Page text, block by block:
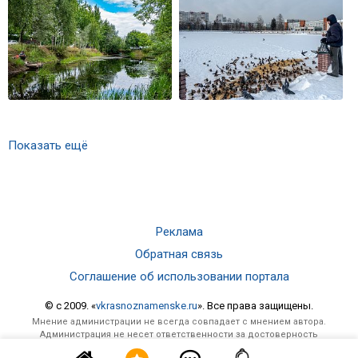
Показать ещё
Реклама
Обратная связь
Соглашение об использовании портала
© c 2009. «vkrasnoznamenske.ru». Все права защищены.
Мнение администрации не всегда совпадает с мнением автора.
Администрация не несет ответственности за достоверность
опубликованной информации и за отзывы, оставленные посетителями